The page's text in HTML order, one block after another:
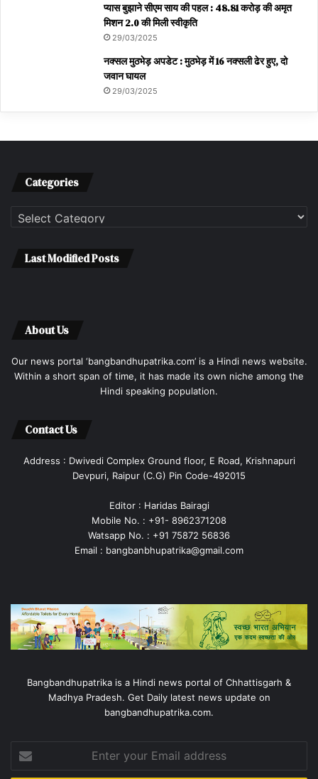
प्यास बुझाने सीएम साय की पहल : 48.81 करोड़ की अमृत
मिशन 2.0 की मिली स्वीकृति
29/03/2025
नक्सल मुठभेड़ अपडेट : मुठभेड़ में 16 नक्सली ढेर हुए, दो
जवान घायल
29/03/2025
Categories
Categories
Last Modified Posts
About Us
Our news portal ‘bangbandhupatrika.com’ is a Hindi news website.
Within a short span of time, it has made its own niche among the
Hindi speaking population.
Contact Us
Address : Dwivedi Complex Ground floor, E Road, Krishnapuri
Devpuri, Raipur (C.G) Pin Code-492015
Editor : Haridas Bairagi
Mobile No. : +91- 8962371208
Watsapp No. : +91 75872 56836
Email : bangbanbhupatrika@gmail.com
Bangbandhupatrika is a Hindi news portal of Chhattisgarh &
Madhya Pradesh. Get Daily latest news update on
bangbandhupatrika.com.
your